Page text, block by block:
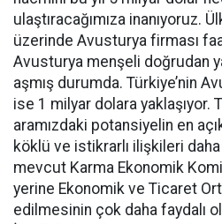
ulaştıracağımıza inanıyoruz.
üzerinde Avusturya firması
Avusturya menşeli doğrudan
aşmış durumda. Türkiye’nin
ise 1 milyar dolara yaklaşıyor.
aramızdaki potansiyelin en
köklü ve istikrarlı ilişkileri
mevcut Karma Ekonomik
yerine Ekonomik ve Ticaret
edilmesinin çok daha faydalı